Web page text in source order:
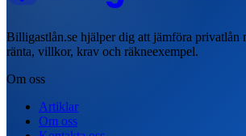
Billigastlån.se hjälper dig att jämföra privatlån
ränta, villkor, krav och räkneexempel.
Om oss
Artiklar
Om oss